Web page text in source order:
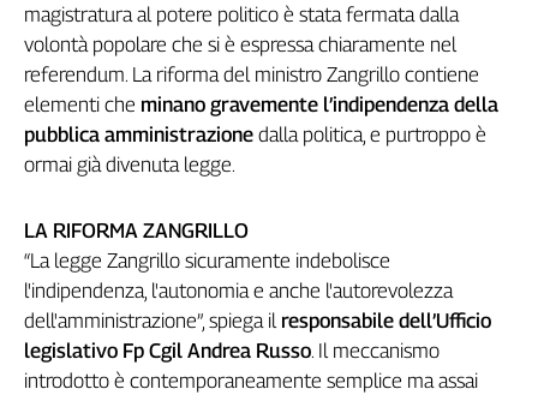
Inserti
Idea
Diffusa
Le
Work
in
Progress
L'Italia
nel
Lavoro
magistratura al potere politico è stata fermata dalla
volontà popolare che si è espressa chiaramente nel
referendum. La riforma del ministro Zangrillo contiene
elementi che minano gravemente l’indipendenza della
pubblica amministrazione dalla politica, e purtroppo è
ormai già divenuta legge.
LA RIFORMA ZANGRILLO
“La legge Zangrillo sicuramente indebolisce
l'indipendenza, l'autonomia e anche l'autorevolezza
dell'amministrazione”, spiega il responsabile dell’Ufficio
legislativo Fp Cgil Andrea Russo. Il meccanismo
introdotto è contemporaneamente semplice ma assai